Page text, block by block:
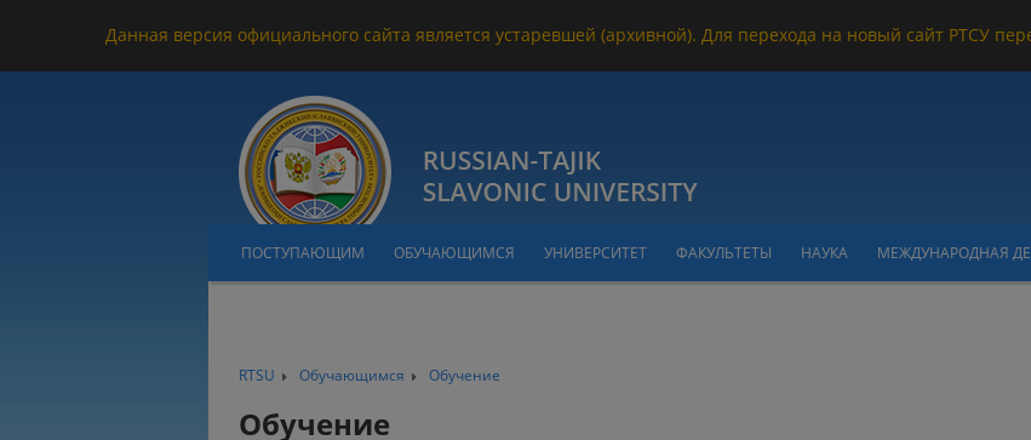
Данная версия официального сайта является устаревшей (архивной). Для перехода на новый сайт РТСУ
ПОСТУПАЮЩИМ ОБУЧАЮЩИМСЯ УНИВЕРСИТЕТ ФАКУЛЬТЕТЫ НАУКА МЕЖДУНАРОДНАЯ
RTSU Обучающимся Обучение
Обучение